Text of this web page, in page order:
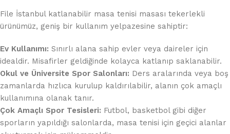
File İstanbul katlanabilir masa tenisi masası tekerlekli
ürünümüz, geniş bir kullanım yelpazesine sahiptir:
Ev Kullanımı: Sınırlı alana sahip evler veya daireler için
idealdir. Misafirler geldiğinde kolayca katlanıp saklanabilir.
Okul ve Üniversite Spor Salonları: Ders aralarında veya boş
zamanlarda hızlıca kurulup kaldırılabilir, alanın çok amaçlı
kullanımına olanak tanır.
Çok Amaçlı Spor Tesisleri: Futbol, basketbol gibi diğer
sporların yapıldığı salonlarda, masa tenisi için geçici alanlar